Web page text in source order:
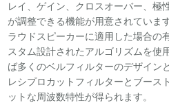
レイ、ゲイン、クロスオーバー、極
が調整できる機能が用意されていま
ラウドスピーカーに適用した場合の
スタム設計されたアルゴリズムを使
ば多くのベルフィルターのデザイン
レシプロカットフィルターとブース
ットな周波数特性が得られます。